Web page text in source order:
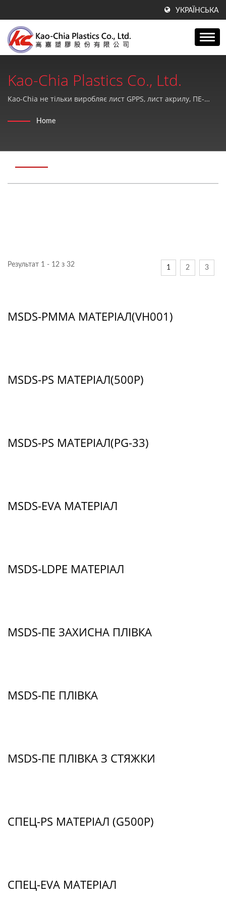
УКРАЇНСЬКА
Kao-Chia Plastics Co., Ltd.
Kao-Chia не тільки виробляє лист GPPS, лист акрилу, ПЕ-
післяпродажне обслуговування.
Home
Результат 1 - 12 з 32 1 2 3
MSDS-PMMA МАТЕРІАЛ(VH001)
MSDS-PS МАТЕРІАЛ(500P)
MSDS-PS МАТЕРІАЛ(PG-33)
MSDS-EVA МАТЕРІАЛ
MSDS-LDPE МАТЕРІАЛ
MSDS-ПЕ ЗАХИСНА ПЛІВКА
MSDS-ПЕ ПЛІВКА
MSDS-ПЕ ПЛІВКА З СТЯЖКИ
СПЕЦ-PS МАТЕРІАЛ (G500P)
СПЕЦ-EVA МАТЕРІАЛ